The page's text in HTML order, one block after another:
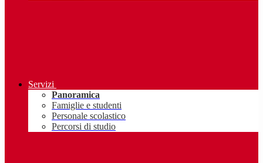
Servizi
Panoramica
Famiglie e studenti
Personale scolastico
Percorsi di studio